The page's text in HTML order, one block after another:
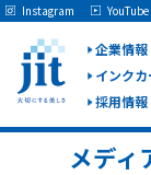
企業情報
インク
採用情報
Instagram YouTube
メディ
May we use cookies to
Please see our